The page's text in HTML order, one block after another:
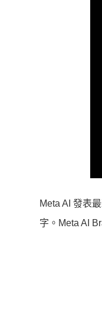
Meta AI 發表
字。Meta AI